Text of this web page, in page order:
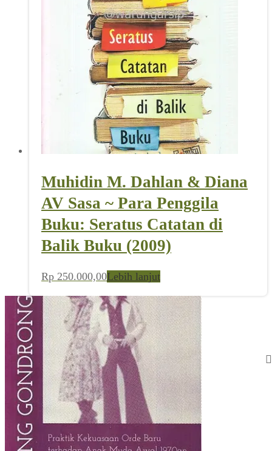
Muhidin M. Dahlan & Diana
AV Sasa ~ Para Penggila
Buku: Seratus Catatan di
Balik Buku (2009)
Rp 250.000,00Lebih lanjut